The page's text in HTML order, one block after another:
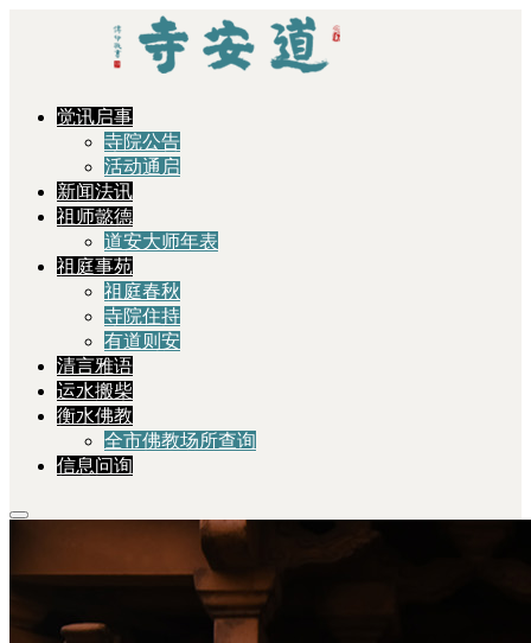
觉讯启事
寺院公告
活动通启
新闻法讯
祖师懿德
道安大师年表
祖庭事苑
祖庭春秋
寺院住持
有道则安
清言雅语
运水搬柴
衡水佛教
全市佛教场所查询
信息问询